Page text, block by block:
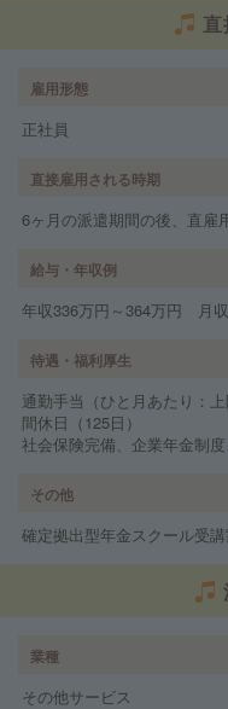
雇用形態
正社員
直接雇用される時期
6ヶ月の派遣期間の後、直雇
給与・年収例
年収336万円～364万円 月
待遇・福利厚生
通勤手当（ひと月あたり：
間休日（125日）
社会保険完備、企業年金制
その他
確定拠出型年金スクール受
業種
その他サービス